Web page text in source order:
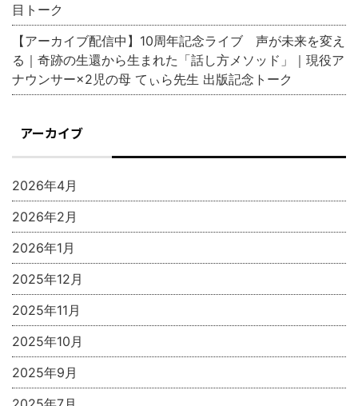
目トーク
【アーカイブ配信中】10周年記念ライブ 声が未来を変え
る｜奇跡の生還から生まれた「話し方メソッド」｜現役ア
ナウンサー×2児の母 てぃら先生 出版記念トーク
アーカイブ
2026年4月
2026年2月
2026年1月
2025年12月
2025年11月
2025年10月
2025年9月